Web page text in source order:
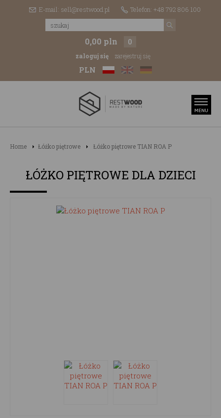
E-mail: sell@restwood.pl Telefon: +48 792 806 100
0,00 pln 0
zaloguj się zarejestruj się
PLN
Home Łóżko piętrowe Łóżko piętrowe TIAN ROA P
ŁÓŻKO PIĘTROWE DLA DZIECI